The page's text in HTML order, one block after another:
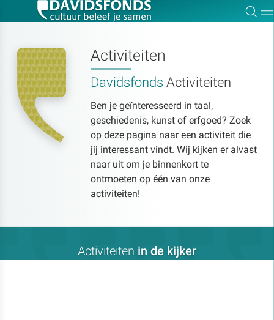
Activiteiten
Davidsfonds Activiteiten
Ben je geïnteresseerd in taal,
geschiedenis, kunst of erfgoed? Zoek
op deze pagina naar een activiteit die
jij interessant vindt. Wij kijken er alvast
naar uit om je binnenkort te
ontmoeten op één van onze
activiteiten!
Activiteiten in de kijker
Zoek:
Zoeken